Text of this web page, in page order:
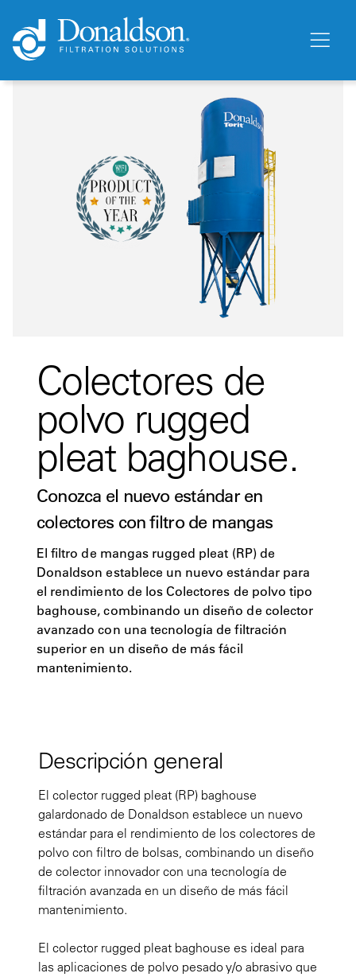
Colectores de
polvo rugged
pleat baghouse.
Conozca el nuevo estándar en
colectores con filtro de mangas
El filtro de mangas rugged pleat (RP) de
Donaldson establece un nuevo estándar para
el rendimiento de los Colectores de polvo tipo
baghouse, combinando un diseño de colector
avanzado con una tecnología de filtración
superior en un diseño de más fácil
mantenimiento.
Descripción general
El colector rugged pleat (RP) baghouse
galardonado de Donaldson establece un nuevo
estándar para el rendimiento de los colectores de
polvo con filtro de bolsas, combinando un diseño
de colector innovador con una tecnología de
filtración avanzada en un diseño de más fácil
mantenimiento.
El colector rugged pleat baghouse es ideal para
las aplicaciones de polvo pesado y/o abrasivo que